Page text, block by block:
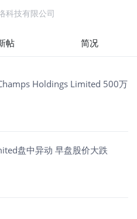
科技有限公司
帖 简况
Holdings Limited 500万
盘中异动 早盘股价大跌